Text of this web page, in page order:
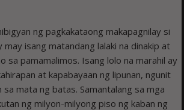
ng pagkakataong makapagnilay si
may isang matandang lalaki na dinakip at
sa pamamalimos. Isang lolo na marahil ay
at kapabayaan ng lipunan, ngunit
sa mata ng batas. Samantalang sa mga
ng milyon-milyong piso ng kaban ng